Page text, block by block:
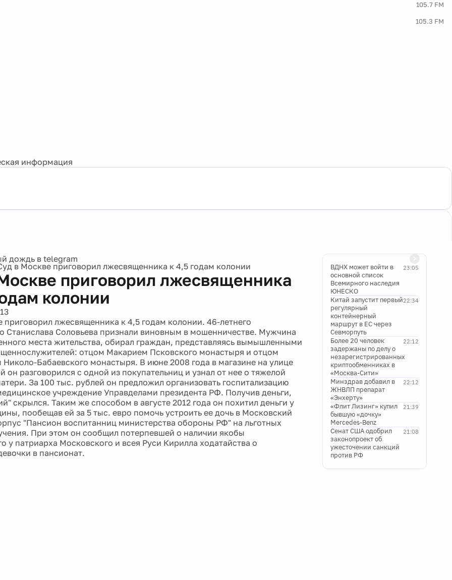
105.7 FM
105.3 FM
информация
в Москве приговорил лжесвященника к 4,5 годам колонии
приговорил лжесвященника
колонии
приговорил лжесвященника к 4,5 годам колонии. 46-летнего
Станислава Соловьева признали виновным в мошенничестве. Мужчина
места жительства, обирал граждан, представляясь вымышленными
отцом Макарием Псковского монастыря и отцом
Николо-Бабаевского монастыря. В июне 2008 года в магазине на улице
он разговорился с одной из покупательниц и узнал от нее о тяжелой
За 100 тыс. рублей он предложил организовать госпитализацию
учреждение Управделами президента РФ. Получив деньги,
скрылся. Таким же способом в августе 2012 года он похитил деньги у
пообещав ей за 5 тыс. евро помочь устроить ее дочь в Московский
"Пансион воспитанниц министерства обороны РФ" на льготных
При этом он сообщил потерпевшей о наличии якобы
у патриарха Московского и всея Руси Кирилла ходатайства о
в пансионат.
23:05
ВДНХ может войти в
основной список
Всемирного наследия
ЮНЕСКО
22:34
Китай запустит первый
регулярный
контейнерный
маршрут в ЕС через
Севморпуть
22:12
Более 20 человек
задержаны по делу о
незарегистрированных
криптообменниках в
«Москва-Сити»
22:12
Минздрав добавил в
ЖНВЛП препарат
«Энхерту»
21:39
«Флит Лизинг» купил
бывшую «дочку»
Mercedes-Benz
21:08
Сенат США одобрил
законопроект об
ужесточении санкций
против РФ